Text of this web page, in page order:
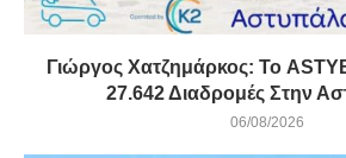
Γιώργος Χατζημάρκος: Το
27.642 Διαδρομές Στην
06/08/2026